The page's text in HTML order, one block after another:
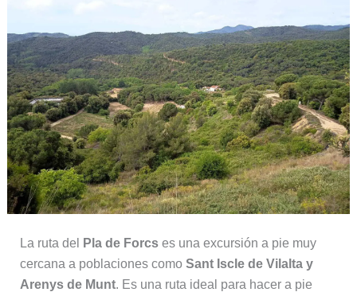
La ruta del Pla de Forcs es una excursión a pie muy
cercana a poblaciones como Sant Iscle de Vilalta y
Arenys de Munt. Es una ruta ideal para hacer a pie